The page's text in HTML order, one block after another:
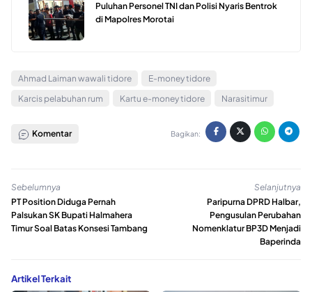
Puluhan Personel TNI dan Polisi Nyaris Bentrok
di Mapolres Morotai
Ahmad Laiman wawali tidore
E-money tidore
Karcis pelabuhan rum
Kartu e-money tidore Narasitimur
Komentar Bagikan:
Sebelumnya
PT Position Diduga Pernah
Palsukan SK Bupati Halmahera
Timur Soal Batas Konsesi Tambang
Selanjutnya
Paripurna DPRD Halbar,
Pengusulan Perubahan
Nomenklatur BP3D Menjadi
Baperinda
Artikel Terkait